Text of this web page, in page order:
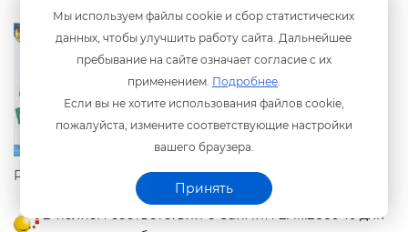
Мы используем файлы cookie и сбор статистических
данных, чтобы улучшить работу сайта. Дальнейшее
пребывание на сайте означает согласие с их
применением. Подробнее.
Если вы не хотите использования файлов cookie,
пожалуйста, измените соответствующие настройки
ашего браузера.
Принять
Рылова Елизавета, 6 лет
полном соответствии с СанПиН 2.4.1.2660-10 для